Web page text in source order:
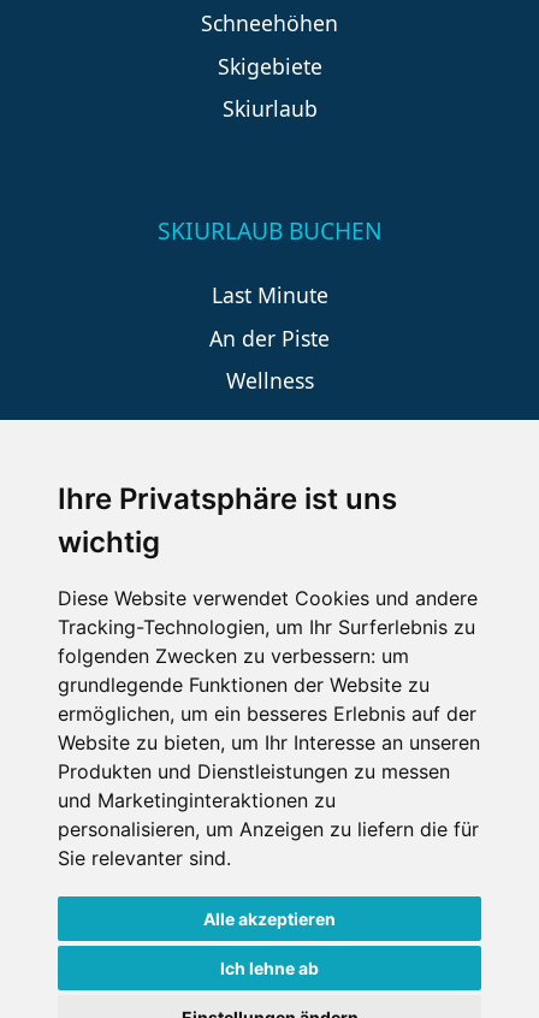
Ihre Privatsphäre ist uns
wichtig
Diese Website verwendet Cookies und andere
Tracking-Technologien, um Ihr Surferlebnis zu
folgenden Zwecken zu verbessern: um
grundlegende Funktionen der Website zu
ermöglichen, um ein besseres Erlebnis auf der
Website zu bieten, um Ihr Interesse an unseren
Produkten und Dienstleistungen zu messen
und Marketinginteraktionen zu
personalisieren, um Anzeigen zu liefern die für
Sie relevanter sind.
Alle akzeptieren
Ich lehne ab
Schneehöhen
Skigebiete
Skiurlaub
SKIURLAUB BUCHEN
Last Minute
An der Piste
Wellness
SCHNEEHÖHEN SKI APP
Die Schneehoehen Ski APP für iOS und Android - Ein
Impressum
Datenschutz
Nutzungsbedingungen
Portale
FAQ Newsletter Mediadaten
Copyright ©2026 Schneemenschen GmbH